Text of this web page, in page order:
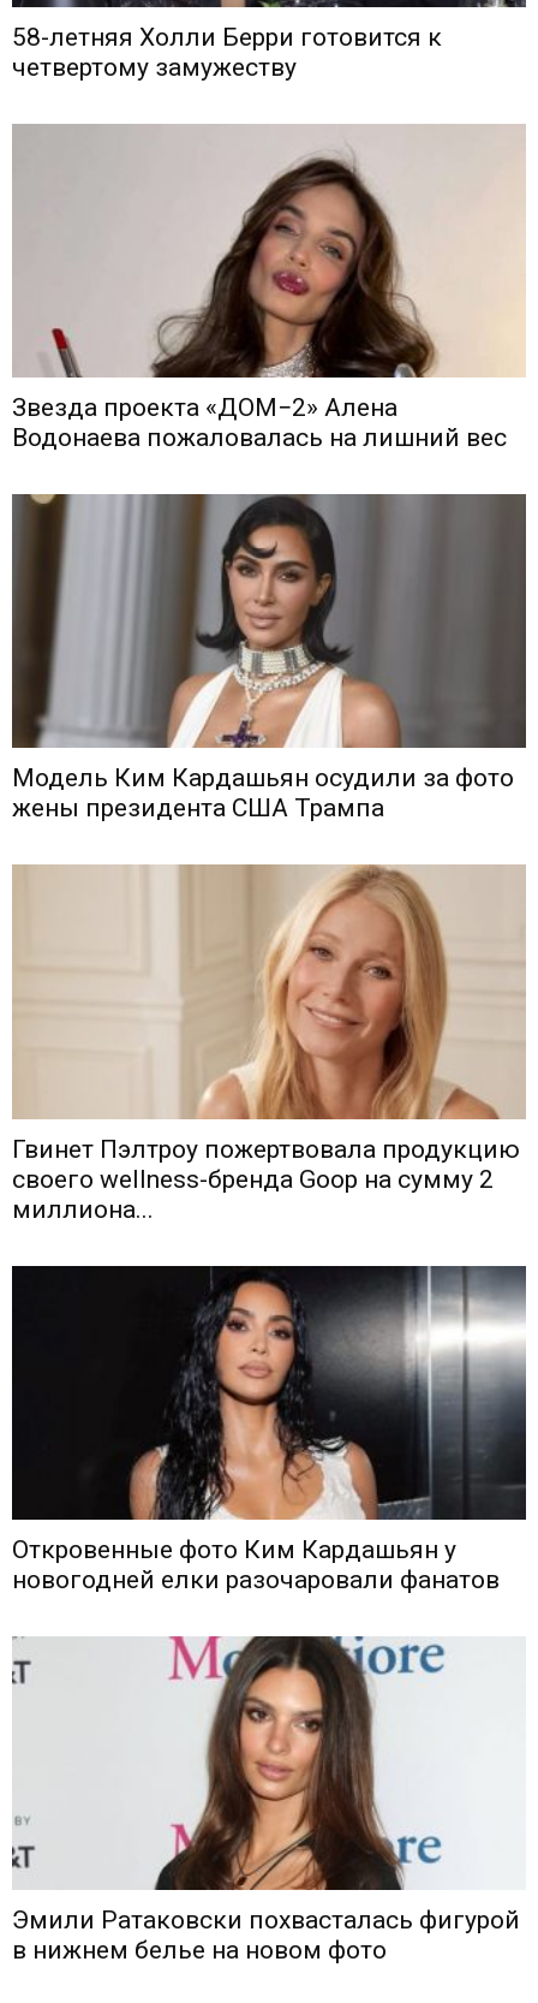
58-летняя Холли Берри готовится к
четвертому замужеству
Звезда проекта «ДОМ−2» Алена
Водонаева пожаловалась на лишний вес
Модель Ким Кардашьян осудили за фото
жены президента США Трампа
Гвинет Пэлтроу пожертвовала продукцию
своего wellness-бренда Goop на сумму 2
миллиона...
Откровенные фото Ким Кардашьян у
новогодней елки разочаровали фанатов
Эмили Ратаковски похвасталась фигурой
в нижнем белье на новом фото